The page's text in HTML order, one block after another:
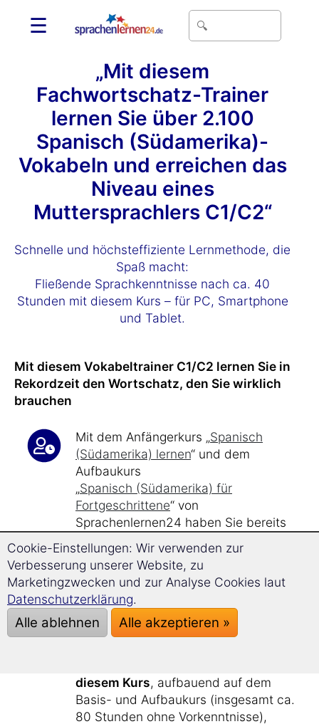
☰
„Mit diesem
Fachwortschatz-Trainer
lernen Sie über 2.100
Spanisch (Südamerika)-
Vokabeln und erreichen das
Niveau eines
Muttersprachlers C1/C2“
Schnelle und höchsteffiziente Lernmethode, die
Spaß macht:
Fließende Sprachkenntnisse nach ca. 40
Stunden mit diesem Kurs – für PC, Smartphone
und Tablet.
Mit diesem Vokabeltrainer C1/C2 lernen Sie in
Rekordzeit den Wortschatz, den Sie wirklich
brauchen
Mit dem Anfängerkurs „Spanisch
(Südamerika) lernen“ und dem
Aufbaukurs
„Spanisch (Südamerika) für
Fortgeschrittene“ von
Sprachenlernen24 haben Sie bereits
Dieser Vokabeltrainererweitert Ihren
Spanisch (Südamerika)-Wortschatz
mit 2.100 Vokabeln.
Bei nur 17 Minuten Lernzeit
diesem Kurs, aufbauend auf dem
Basis- und Aufbaukurs (insgesamt ca.
80 Stunden ohne Vorkenntnisse),
Cookie-Einstellungen: Wir verwenden zur
Verbesserung unserer Website, zu
Marketingzwecken und zur Analyse Cookies laut
Datenschutzerklärung.
Alle ablehnen Alle akzeptieren »